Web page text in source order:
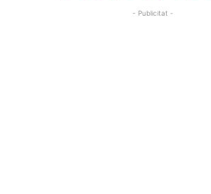
- Publicitat -